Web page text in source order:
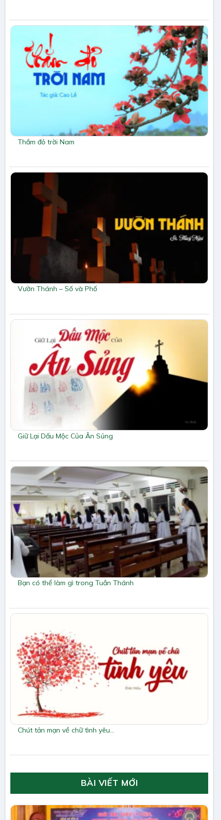
Thắm đỏ trời Nam
Vườn Thánh – Số và Phố
Giữ Lại Dấu Mộc Của Ân Sủng
Bạn có thể làm gì trong Tuần Thánh
Chút tản mạn về chữ tình yêu…
BÀI VIẾT MỚI